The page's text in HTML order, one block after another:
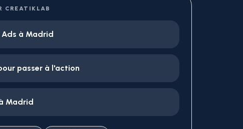
CREATIKLAB
Ads à Madrid
passer à l'action
Madrid